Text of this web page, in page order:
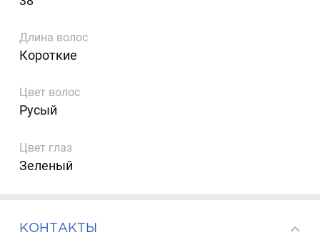
Длина волос
Короткие
Цвет волос
Русый
Цвет глаз
Зеленый
КОНТАКТЫ